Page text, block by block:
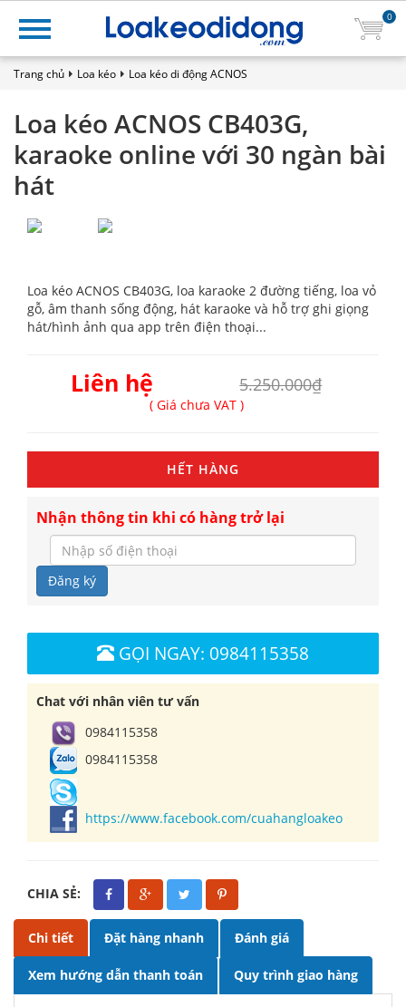
0
Trang chủ Loa kéo Loa kéo di động ACNOS
Loa kéo ACNOS CB403G,
karaoke online với 30 ngàn bài
hát
Loa kéo ACNOS CB403G, loa karaoke 2 đường tiếng, loa vỏ
gỗ, âm thanh sống động, hát karaoke và hỗ trợ ghi giọng
hát/hình ảnh qua app trên điện thoại...
Liên hệ 5.250.000₫
( Giá chưa VAT )
HẾT HÀNG
Nhận thông tin khi có hàng trở lại
Đăng ký
GỌI NGAY: 0984115358
Chat với nhân viên tư vấn
0984115358
0984115358
https://www.facebook.com/cuahangloakeo
CHIA SẺ:
Chi tiết Đặt hàng nhanh Đánh giá
Xem hướng dẫn thanh toán Quy trình giao hàng